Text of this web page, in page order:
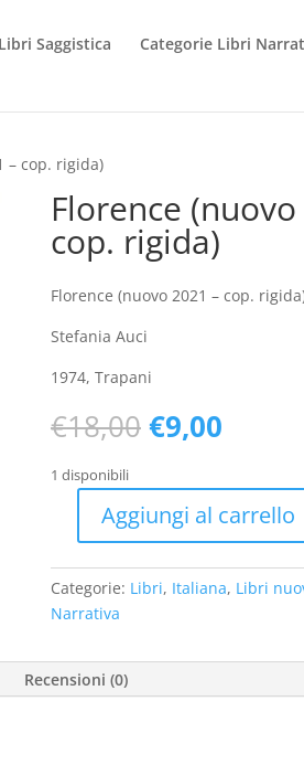
Saggistica Categorie Libri
– cop. rigida)
Florence
cop. rigida)
Florence (nuovo 2021 – cop.
Stefania Auci
1974, Trapani
€18,00Il
prezzo
era:
€18,00.
€9,00Il
è:
€9,00.
1 disponibili
Florence
2021
-
quantità
Aggiungi al carrello
Categorie: Libri, Italiana, Libri
Narrativa
Recensioni (0)